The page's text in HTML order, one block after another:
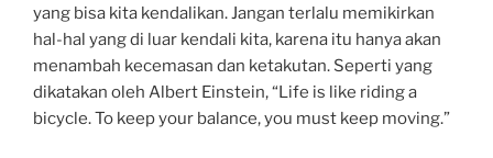
yang bisa kita kendalikan. Jangan terlalu memikirkan
hal-hal yang di luar kendali kita, karena itu hanya akan
menambah kecemasan dan ketakutan. Seperti yang
dikatakan oleh Albert Einstein, “Life is like riding a
bicycle. To keep your balance, you must keep moving.”